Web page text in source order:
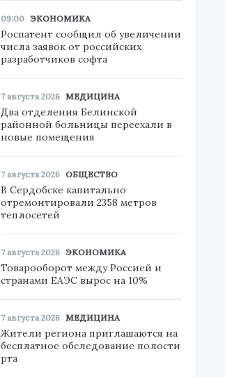
09:00 ЭКОНОМИКА
Роспатент сообщил об увеличении
числа заявок от российских
разработчиков софта
7 августа 2026 МЕДИЦИНА
Два отделения Белинской
районной больницы переехали в
новые помещения
7 августа 2026 ОБЩЕСТВО
В Сердобске капитально
отремонтировали 2358 метров
теплосетей
7 августа 2026 ЭКОНОМИКА
Товарооборот между Россией и
странами ЕАЭС вырос на 10%
7 августа 2026 МЕДИЦИНА
Жители региона приглашаются на
бесплатное обследование полости
рта